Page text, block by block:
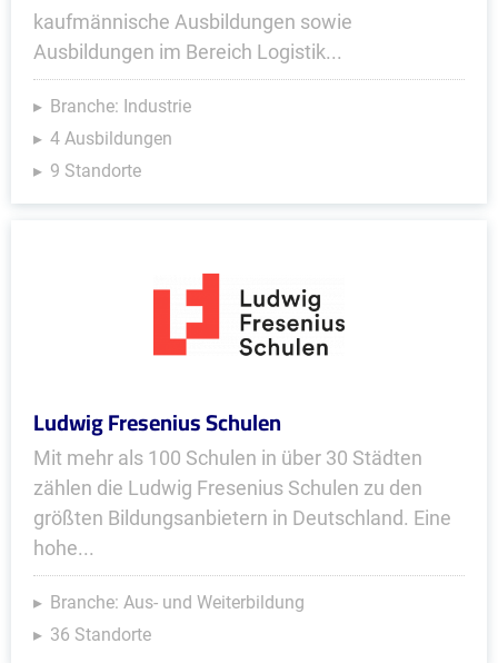
kaufmännische Ausbildungen sowie
Ausbildungen im Bereich Logistik...
Branche: Industrie
4 Ausbildungen
9 Standorte
Ludwig Fresenius Schulen
Mit mehr als 100 Schulen in über 30 Städten
zählen die Ludwig Fresenius Schulen zu den
größten Bildungsanbietern in Deutschland. Eine
hohe...
Branche: Aus- und Weiterbildung
36 Standorte